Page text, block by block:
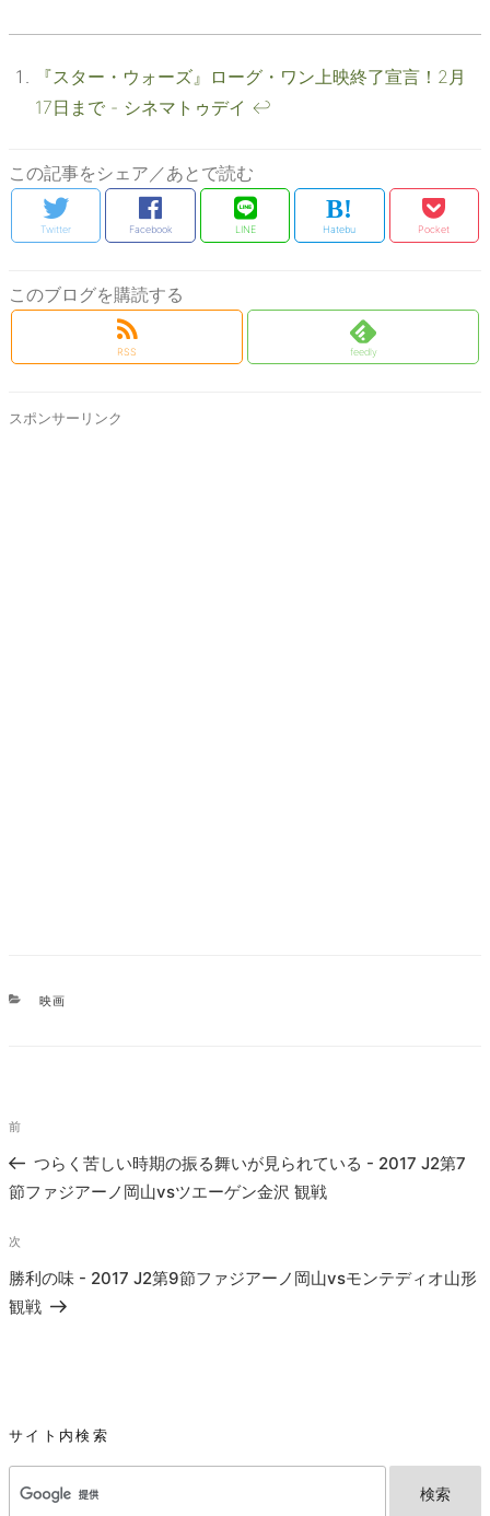
『スター・ウォーズ』ローグ・ワン上映終了宣言！2月
17日まで - シネマトゥデイ ↩
この記事をシェア／あとで読む
Twitter Facebook LINE Hatebu Pocket
このブログを購読する
RSS feedly
スポンサーリンク
カ
映画
ナ
ビ
ゲ
ー
シ
過
去
の
稿
前
つらく苦しい時期の振る舞いが見られている - 2017 J2第7
節ファジアーノ岡山vsツエーゲン金沢 観戦
次
の
投
次
勝利の味 - 2017 J2第9節ファジアーノ岡山vsモンテディオ山形
観戦
サイト内検索